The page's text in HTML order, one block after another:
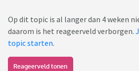
Op dit topic is al langer dan 4 weken
daarom is het reageerveld verborgen.
topic starten.
Reageerveld tonen